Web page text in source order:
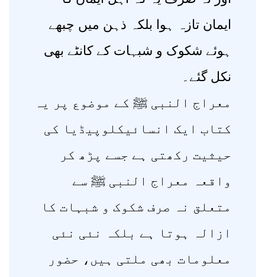
ایمان تازہ ہوا بلکہ ذہن میں چبھے
ہوئے شکوک و شبہات کے کانٹے بھی
نکل گئے۔
معراج النبی ﷺ کے موضوع پر یہ
کتاب ایک انسائیکلوپیڈیا کی
حیثیت رکھتی ہے جسے پڑھ کر
واقعہ معراج النبی ﷺ سے
متعلق نہ صرف شکوک و شبہات کا
ازالہ ہوتا ہے بلکہ نئی نئی
معلومات بھی ملتی ہیں، حضور